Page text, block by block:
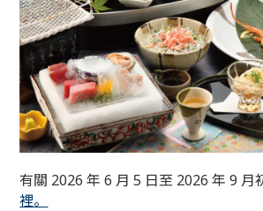
有關 2026 年 6 月 5 日至 2026 年 9 月
裡。